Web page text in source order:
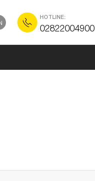
HOTLINE:
02822004900